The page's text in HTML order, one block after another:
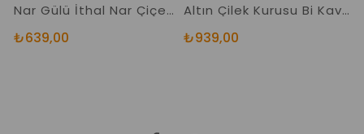
Nar Gülü İthal Nar Çiçeği Bi Kavanoz 660 cc. Cam Kavanozda Katkısız Anar Phool Gule Anaar
₺639,00
Altın Çilek Kurusu Bi Kavanoz 660 cc. Cam Kavanozda Katkısız Altın Çilek Pure Dried Goldenberry
₺939,00